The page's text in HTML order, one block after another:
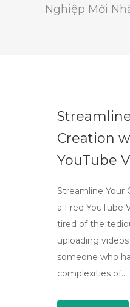
Nghiệp Mới
Creation
YouTube
Streamline Your
a Free YouTube
tired of the
uploading
someone who
complexities of…